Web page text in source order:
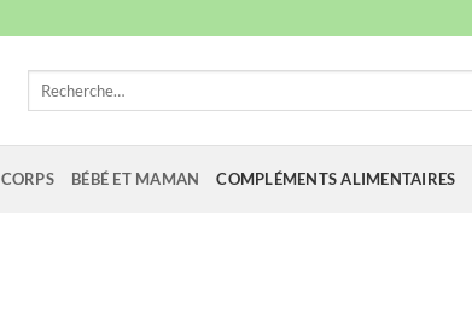
Recherche
CORPS BÉBÉ ET MAMAN COMPLÉMENTS ALIMENTAIRES